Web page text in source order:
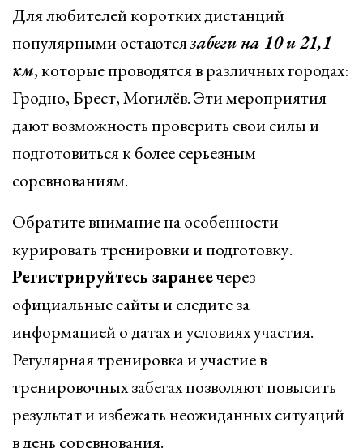
Для любителей коротких дистанций
популярными остаютсязабеги на 10 и 21,1
км, которые проводятся в различных городах:
Гродно, Брест, Могилёв. Эти мероприятия
дают возможность проверить свои силы и
подготовиться к более серьезным
соревнованиям.
Обратите внимание на особенности
курировать тренировки и подготовку.
Регистрируйтесь заранеечерез
официальные сайты и следите за
информацией о датах и условиях участия.
Регулярная тренировка и участие в
тренировочных забегах позволяют повысить
результат и избежать неожиданных ситуаций
в день соревнования.